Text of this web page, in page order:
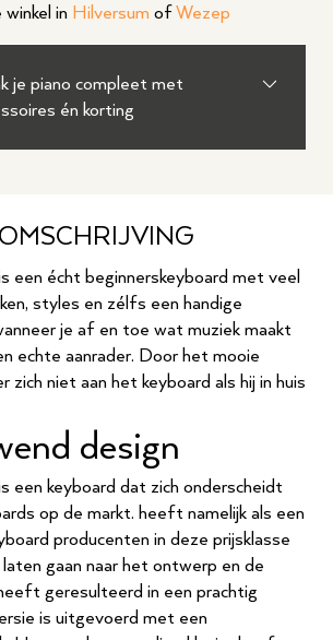
in Hilversum of Wezep
je piano compleet met
én korting
écht beginnerskeyboard met veel
styles en zélfs een handige
je af en toe wat muziek maakt
echte aanrader. Door het mooie
zich niet aan het keyboard als hij in huis
design
keyboard dat zich onderscheidt
op de markt. heeft namelijk als een
producenten in deze prijsklasse
gaan naar het ontwerp en de
geresulteerd in een prachtig
is uitgevoerd met een